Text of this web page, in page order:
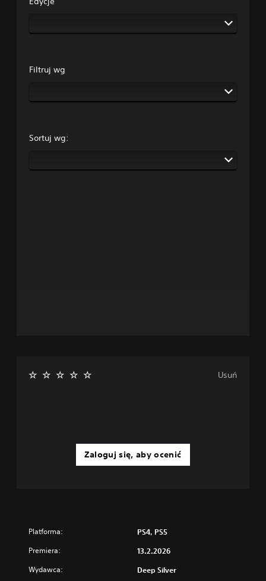
Filtruj wg
Sortuj wg:
Zaloguj się, aby ocenić
Usuń
Platforma: PS4, PS5
Premiera: 13.2.2026
Wydawca: Deep Silver